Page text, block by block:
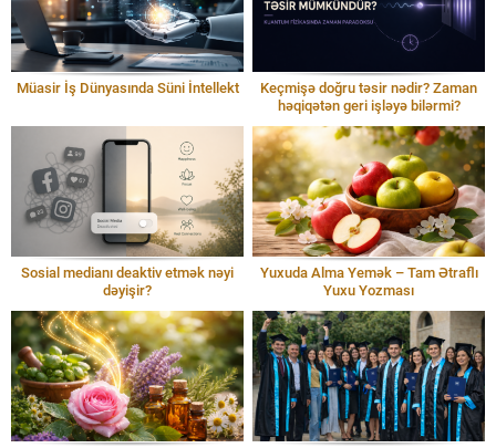
Müasir İş Dünyasında Süni İntellekt
Keçmişə doğru təsir nədir? Zaman
həqiqətən geri işləyə bilərmi?
Sosial medianı deaktiv etmək nəyi
dəyişir?
Yuxuda Alma Yemək – Tam Ətraflı
Yuxu Yozması